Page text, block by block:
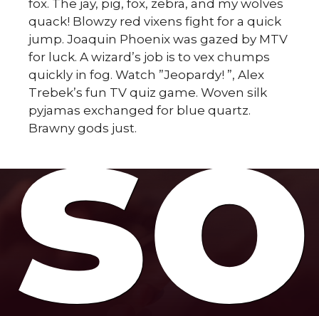
fox. The jay, pig, fox, zebra, and my wolves
quack! Blowzy red vixens fight for a quick
jump. Joaquin Phoenix was gazed by MTV
for luck. A wizard’s job is to vex chumps
quickly in fog. Watch ”Jeopardy! ”, Alex
Trebek’s fun TV quiz game. Woven silk
pyjamas exchanged for blue quartz.
Brawny gods just.